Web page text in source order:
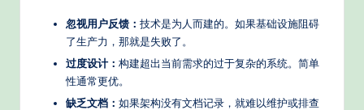
忽视用户反馈： 技术是为人而建的。如果基础设施阻碍
了生产力，那就是失败了。
过度设计： 构建超出当前需求的过于复杂的系统。简单
性通常更优。
缺乏文档： 如果架构没有文档记录，就难以维护或排查